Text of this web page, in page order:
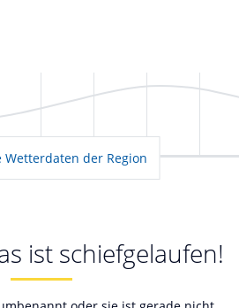
Wetterdaten der Region
ist schiefgelaufen!